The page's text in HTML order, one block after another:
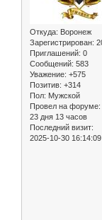
Откуда: Воронеж
Зарегистрирован:
Приглашений: 0
Сообщений: 583
Уважение: +575
Позитив: +314
Пол: Мужской
Провел на форуме:
23 дня 13 часов
Последний визит:
2025-10-30 16:14:09